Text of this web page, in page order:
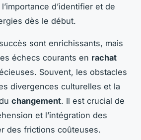
d’identifier et de
dès le début.
sont enrichissants, mais
échecs courants en rachat
Souvent, les obstacles
divergences culturelles et la
changement. Il est crucial de
et l’intégration des
des frictions coûteuses.